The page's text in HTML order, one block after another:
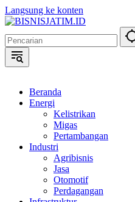
Langsung ke konten
Beranda
Energi
Kelistrikan
Migas
Pertambangan
Industri
Agribisnis
Jasa
Otomotif
Perdagangan